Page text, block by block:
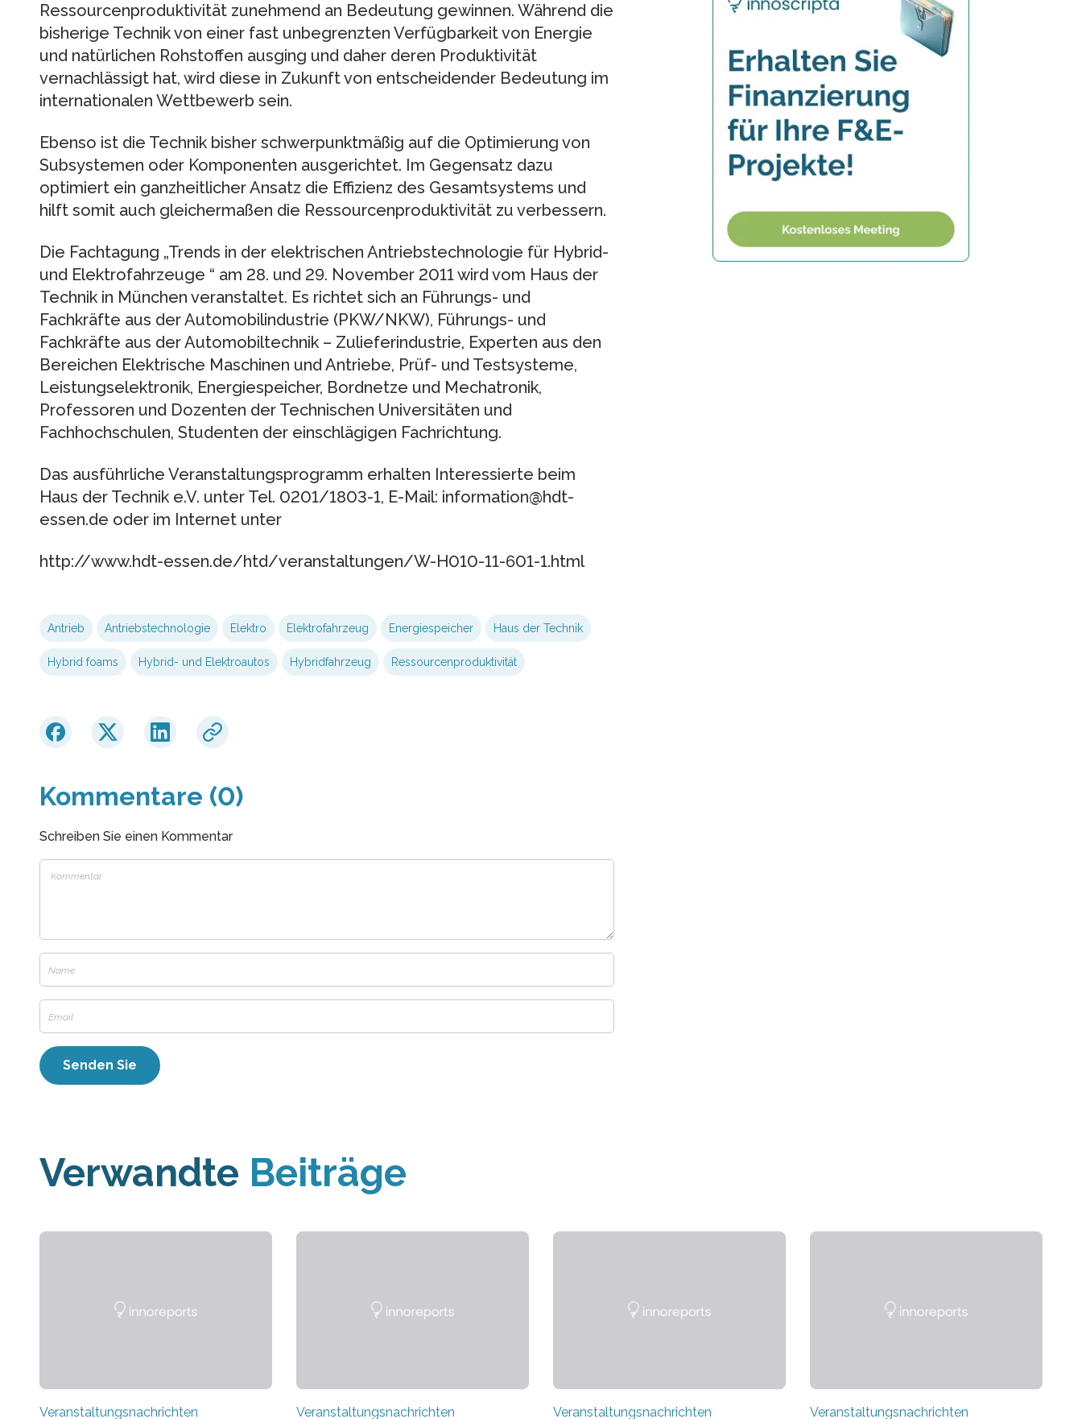
Ressourcenproduktivität zunehmend an Bedeutung gewinnen. Während die
bisherige Technik von einer fast unbegrenzten Verfügbarkeit von Energie
und natürlichen Rohstoffen ausging und daher deren Produktivität
vernachlässigt hat, wird diese in Zukunft von entscheidender Bedeutung im
internationalen Wettbewerb sein.
Ebenso ist die Technik bisher schwerpunktmäßig auf die Optimierung von
Subsystemen oder Komponenten ausgerichtet. Im Gegensatz dazu
optimiert ein ganzheitlicher Ansatz die Effizienz des Gesamtsystems und
hilft somit auch gleichermaßen die Ressourcenproduktivität zu verbessern.
Die Fachtagung „Trends in der elektrischen Antriebstechnologie für Hybrid-
und Elektrofahrzeuge “ am 28. und 29. November 2011 wird vom Haus der
Technik in München veranstaltet. Es richtet sich an Führungs- und
Fachkräfte aus der Automobilindustrie (PKW/NKW), Führungs- und
Fachkräfte aus der Automobiltechnik – Zulieferindustrie, Experten aus den
Bereichen Elektrische Maschinen und Antriebe, Prüf- und Testsysteme,
Leistungselektronik, Energiespeicher, Bordnetze und Mechatronik,
Professoren und Dozenten der Technischen Universitäten und
Fachhochschulen, Studenten der einschlägigen Fachrichtung.
Das ausführliche Veranstaltungsprogramm erhalten Interessierte beim
Haus der Technik e.V. unter Tel. 0201/1803-1, E-Mail: information@hdt-
essen.de oder im Internet unter
http://www.hdt-essen.de/htd/veranstaltungen/W-H010-11-601-1.html
Antrieb Antriebstechnologie Elektro Elektrofahrzeug Energiespeicher Haus der Technik
Hybrid foams Hybrid- und Elektroautos Hybridfahrzeug Ressourcenproduktivität
Kommentare (0)
Schreiben Sie einen Kommentar
Verwandte Beiträge
Veranstaltungsnachrichten Veranstaltungsnachrichten Veranstaltungsnachrichten Veranstaltungsnachrichten